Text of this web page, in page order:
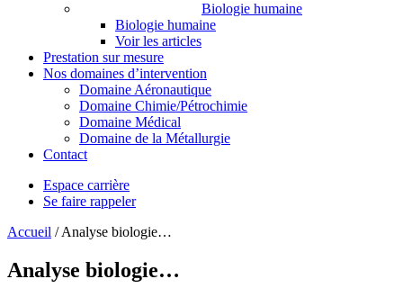
Biologie humaine
Biologie humaine
Voir les articles
Prestation sur mesure
Nos domaines d’intervention
Domaine Aéronautique
Domaine Chimie/Pétrochimie
Domaine Médical
Domaine de la Métallurgie
Contact
Espace carrière
Se faire rappeler
Accueil /Analyse biologie…
Analyse biologie…